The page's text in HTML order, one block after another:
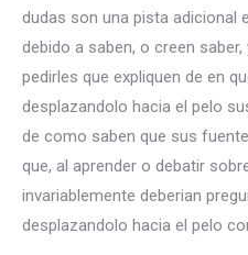
dudas son una pista adicional
debido a saben, o creen
pedirles que expliquen de en
desplazandolo hacia el pelo
de como saben que sus
que, al aprender o debatir
invariablemente deberi­an
desplazandolo hacia el pelo